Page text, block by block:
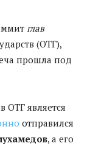
глав
(ОТГ),
прошла под
ОТГ является
отправился
, а его